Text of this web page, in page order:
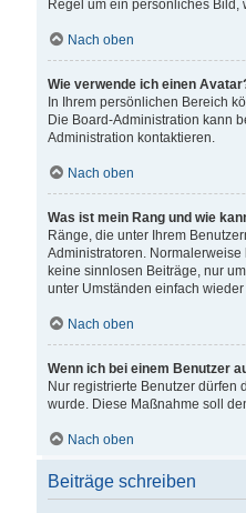
Regel um ein persönliches
Nach oben
Wie verwende ich einen
In Ihrem persönlichen Bereich
Die Board-Administration kann
Administration kontaktieren.
Nach oben
Was ist mein Rang und wie
Ränge, die unter Ihrem
Administratoren.
keine sinnlosen Beiträge, nur
unter Umständen einfach
Nach oben
Wenn ich bei einem Benutzer
Nur registrierte Benutzer dürfen
wurde. Diese Maßnahme soll
Nach oben
Beiträge schreiben